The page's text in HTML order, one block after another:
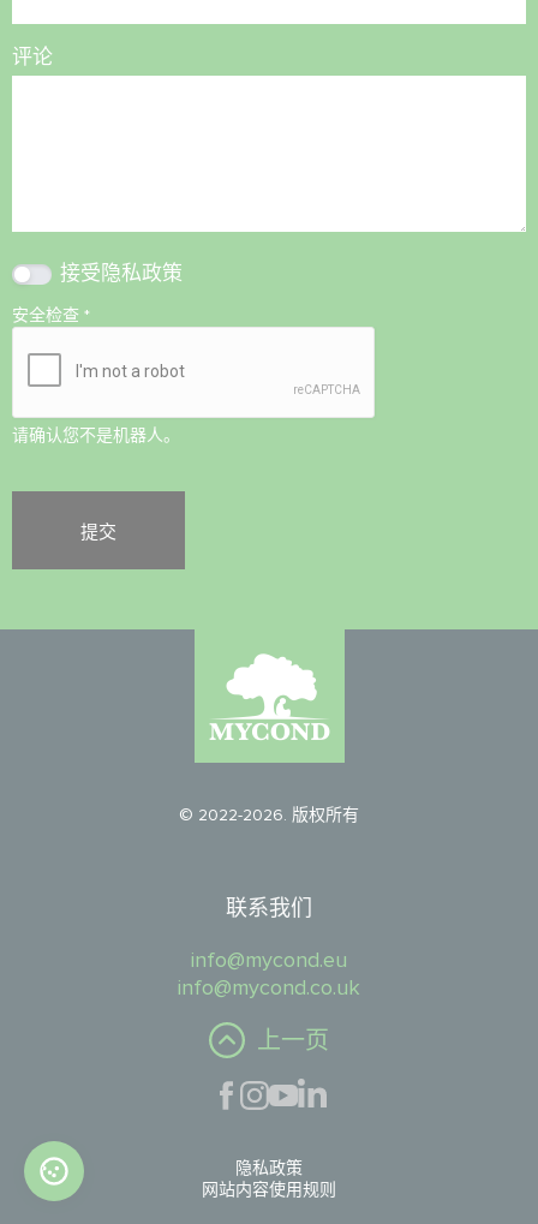
评论
接受隐私政策
安全检查 *
请确认您不是机器人。
© 2022-2026. 版权所有
联系我们
info@mycond.eu
info@mycond.co.uk
上一页
隐私政策
网站内容使用规则